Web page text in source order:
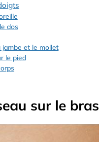
dos
jambe et le mollet
le pied
sur le bras